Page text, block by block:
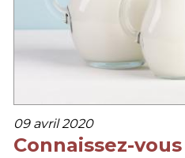
09 avril 2020
Connaissez-